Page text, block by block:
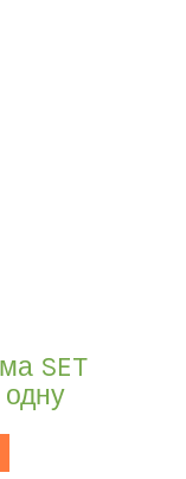
SET
одну